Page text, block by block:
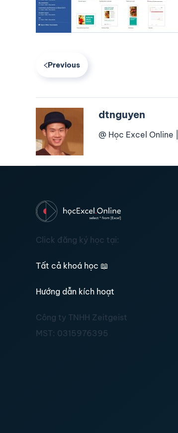
Previous
dtnguyen
@ Học Excel Online
Click đăng ký học tại:
Tất cả khoá học 📖
Hướng dẫn kích hoạt
Công ty TNHH Zeitgeist
MST: 0315976395